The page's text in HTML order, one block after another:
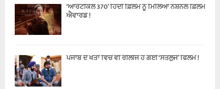
‘ਆਰਟੀਕਲ 370’ ਹਿੰਦੀ ਫ਼ਿਲਮ ਨੂੰ ਮਿਲਿਆ ਨੈਸ਼ਨਲ ਫ਼ਿਲਮ
ਐਵਾਰਡ !
ਪੰਜਾਬ ਦੇ ਖੇਤਾਂ ਵਿੱਚ ਵੀ ਰੀਲੀਜ ਹੋ ਗਈ ‘ਸਤਲੁਜ’ ਫਿਲਮ !